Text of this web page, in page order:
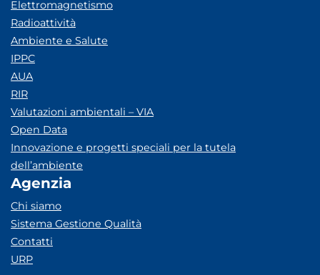
Elettromagnetismo
Radioattività
Ambiente e Salute
IPPC
AUA
RIR
Valutazioni ambientali – VIA
Open Data
Innovazione e progetti speciali per la tutela
dell’ambiente
Agenzia
Chi siamo
Sistema Gestione Qualità
Contatti
URP